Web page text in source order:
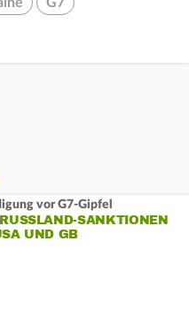
vor G7-Gipfel
SANKTIONEN
UND GB